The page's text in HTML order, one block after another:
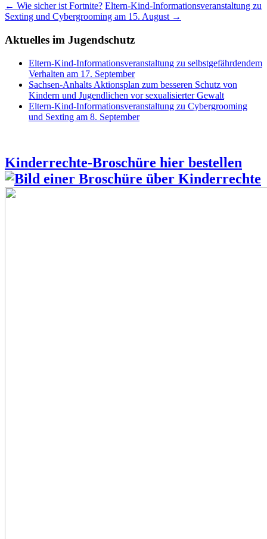
← Wie sicher ist Fortnite? Eltern-Kind-Informationsveranstaltung zu
Sexting und Cybergrooming am 15. August →
Aktuelles im Jugendschutz
Eltern-Kind-Informationsveranstaltung zu selbstgefährdendem
Verhalten am 17. September
Sachsen-Anhalts Aktionsplan zum besseren Schutz von
Kindern und Jugendlichen vor sexualisierter Gewalt
Eltern-Kind-Informationsveranstaltung zu Cybergrooming
und Sexting am 8. September
Kinderrechte-Broschüre hier bestellen